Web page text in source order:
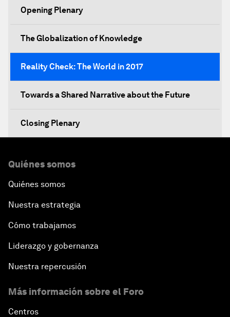
Opening Plenary
The Globalization of Knowledge
Reality Check: The World in 2017
Towards a Shared Narrative about the Future
Closing Plenary
Quiénes somos
Quiénes somos
Nuestra estrategia
Cómo trabajamos
Liderazgo y gobernanza
Nuestra repercusión
Más información sobre el Foro
Centros